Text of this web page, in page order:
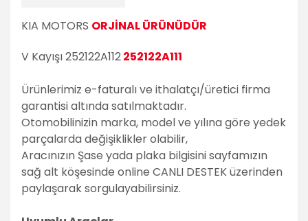
KIA MOTORS ORJİNAL ÜRÜNÜDÜR
V Kayışı 252122A112252122A111
Ürünlerimiz e-faturalı ve ithalatçı/üretici firma
garantisi altında satılmaktadır.
Otomobilinizin marka, model ve yılına göre yedek
parçalarda değişiklikler olabilir,
Aracınızın Şase yada plaka bilgisini sayfamızın
sağ alt köşesinde online CANLI DESTEK üzerinden
paylaşarak sorgulayabilirsiniz.